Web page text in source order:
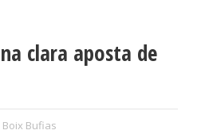
clara aposta de
Boix Bufias